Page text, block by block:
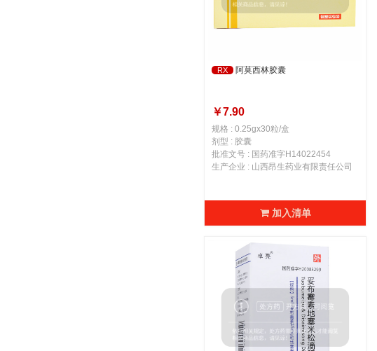
RX 阿莫西林胶囊
￥7.90
规格 : 0.25gx30粒/盒
剂型 : 胶囊
批准文号 : 国药准字H14022454
生产企业 : 山西昂生药业有限责任公司
加入清单